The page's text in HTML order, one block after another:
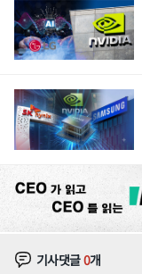
기사댓글0개